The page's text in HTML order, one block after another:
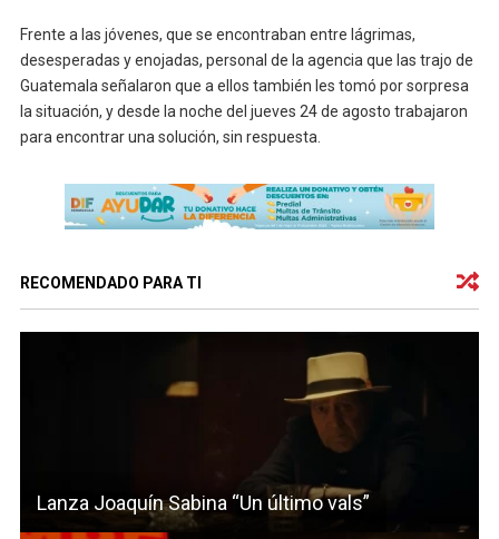
Frente a las jóvenes, que se encontraban entre lágrimas,
desesperadas y enojadas, personal de la agencia que las trajo de
Guatemala señalaron que a ellos también les tomó por sorpresa
la situación, y desde la noche del jueves 24 de agosto trabajaron
para encontrar una solución, sin respuesta.
RECOMENDADO PARA TI
Lanza Joaquín Sabina “Un último vals”